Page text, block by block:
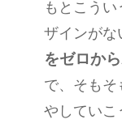
もとこう
ザインがな
をゼロから
で、そもそ
やしていこ